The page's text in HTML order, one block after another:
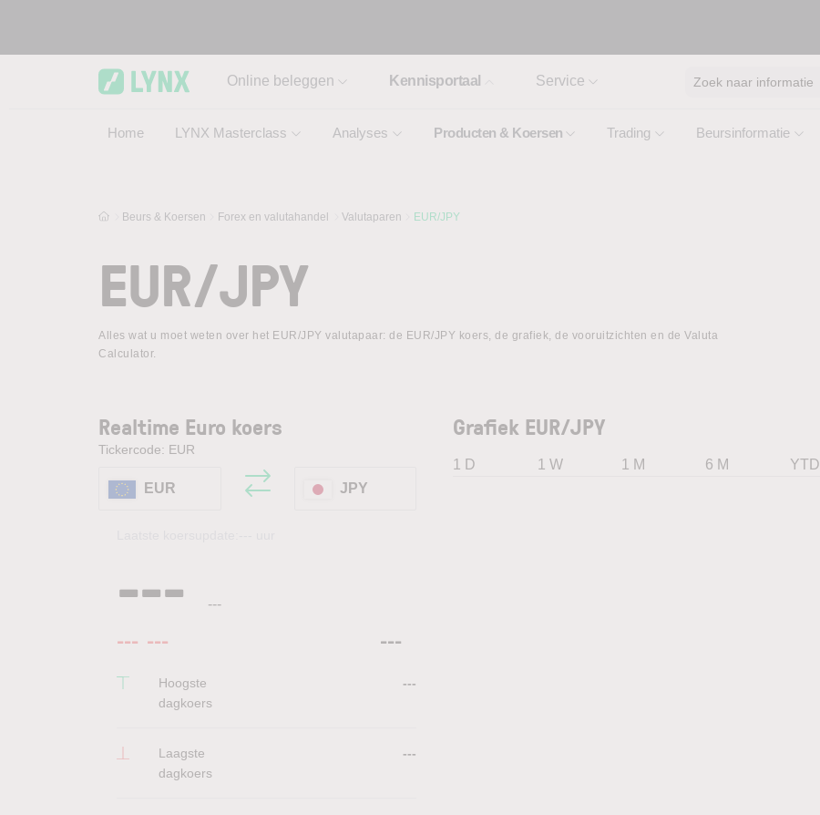
Online beleggen Kennisportaal
Home LYNX Masterclass Analyses Producten & Koersen Trading Beursinformatie
Service Zoek naar informatie
Beurs & Koersen Forex en valutahandel Valutaparen EUR/JPY
EUR/JPY
Alles wat u moet weten over het EUR/JPY valutapaar: de EUR/JPY koers, de grafiek, de vooruitzichten en de Valuta
Calculator.
Realtime Euro koers
Tickercode: EUR
EUR JPY
--- ---
--- --- ---
Hoogste
dagkoers
---
Laagste
dagkoers
---
Grafiek EUR/JPY
1 D 1 W 1 M 6 M YTD